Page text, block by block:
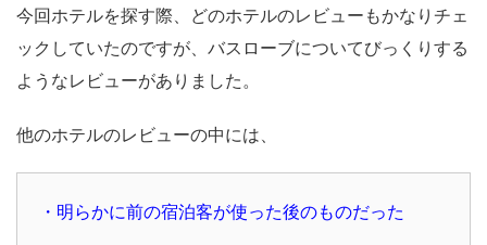
今回ホテルを探す際、どのホテルのレビューもかなりチェ
ックしていたのですが、バスローブについてびっくりする
ようなレビューがありました。
他のホテルのレビューの中には、
・明らかに前の宿泊客が使った後のものだった